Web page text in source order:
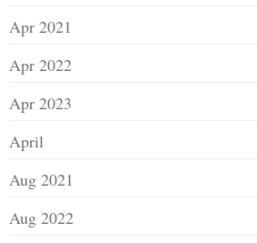
Apr 2021
Apr 2022
Apr 2023
April
Aug 2021
Aug 2022